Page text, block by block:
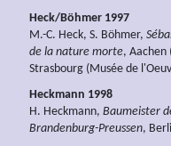
Heck/Böhmer 1997
M.-C. Heck, S. Böhmer,
de la nature morte, Aachen
Strasbourg (Musée de
Heckmann 1998
H. Heckmann, Baumeister
Brandenburg-Preussen,